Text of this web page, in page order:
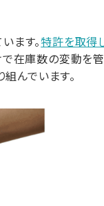
ます。特許を取得
で在庫数の変動を
んでいます。